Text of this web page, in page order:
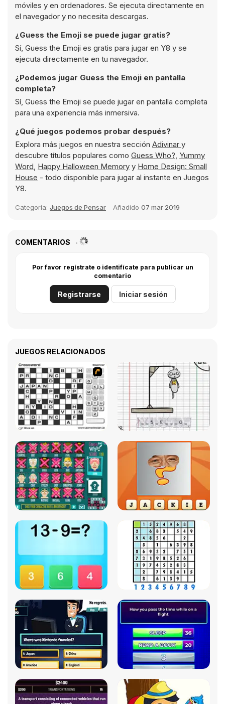
móviles y en ordenadores. Se ejecuta directamente en
el navegador y no necesita descargas.
¿Guess the Emoji se puede jugar gratis?
Sí, Guess the Emoji es gratis para jugar en Y8 y se
ejecuta directamente en tu navegador.
¿Podemos jugar Guess the Emoji en pantalla
completa?
Sí, Guess the Emoji se puede jugar en pantalla completa
para una experiencia más inmersiva.
¿Qué juegos podemos probar después?
Explora más juegos en nuestra sección Adivinar y
descubre títulos populares como Guess Who?, Yummy
Word, Happy Halloween Memory y Home Design: Small
House - todo disponible para jugar al instante en Juegos
Y8.
Categoría: Juegos de Pensar Añadido 07 mar 2019
COMENTARIOS
Por favor regístrate o identifícate para publicar un
comentario
Registrarse Iniciar sesión
JUEGOS RELACIONADOS